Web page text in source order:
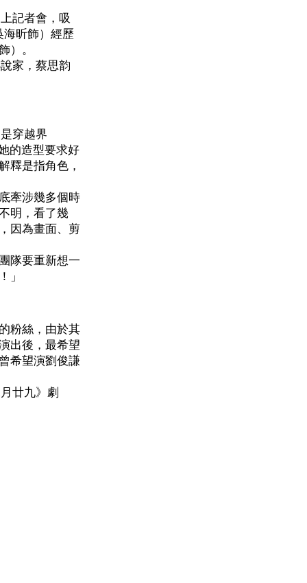
記者會，吸
海昕飾）經歷
）。
家，蔡思韵
穿越界
的造型要求好
釋是指角色，
牽涉幾多個時
明，看了幾
因為畫面、剪
隊要重新想一
」
粉絲，由於其
出後，最希望
希望演劉俊謙
廿九》劇